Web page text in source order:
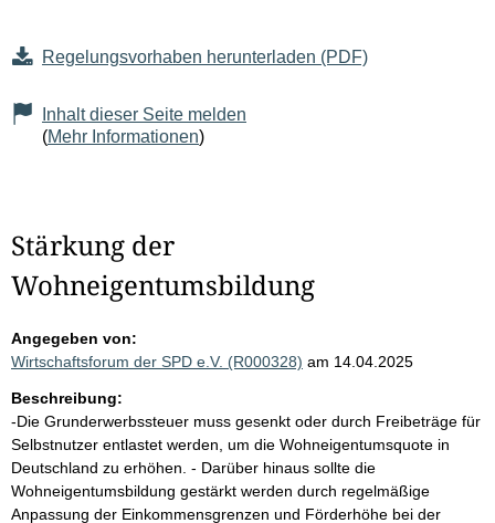
Regelungsvorhaben herunterladen (PDF)
Inhalt dieser Seite melden
(Mehr Informationen)
Stärkung der
Wohneigentumsbildung
Angegeben von:
Wirtschaftsforum der SPD e.V. (R000328) am 14.04.2025
Beschreibung:
-Die Grunderwerbssteuer muss gesenkt oder durch Freibeträge für
Selbstnutzer entlastet werden, um die Wohneigentumsquote in
Deutschland zu erhöhen. - Darüber hinaus sollte die
Wohneigentumsbildung gestärkt werden durch regelmäßige
Anpassung der Einkommensgrenzen und Förderhöhe bei der